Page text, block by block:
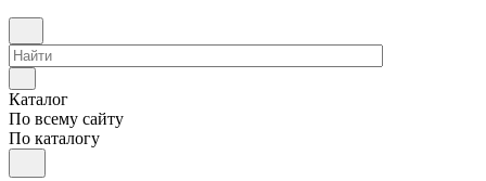
Каталог
По всему сайту
По каталогу